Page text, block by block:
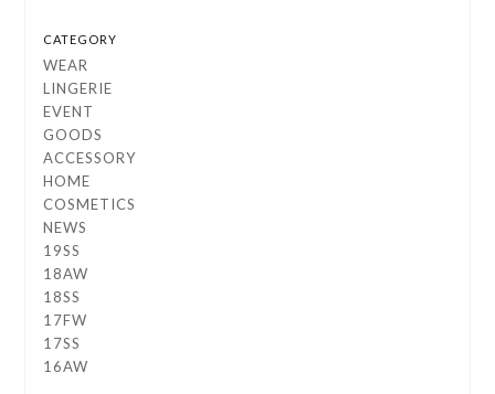
CATEGORY
WEAR
LINGERIE
EVENT
GOODS
ACCESSORY
HOME
COSMETICS
NEWS
19SS
18AW
18SS
17FW
17SS
16AW